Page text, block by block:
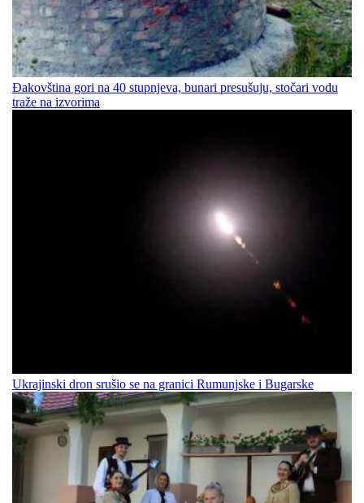
Đakovština gori na 40 stupnjeva, bunari presušuju, stočari vodu
traže na izvorima
Ukrajinski dron srušio se na granici Rumunjske i Bugarske